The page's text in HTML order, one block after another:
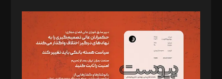
مدیر مسئول: محمدباقر اثنی‌عشری
سردبیر: مهرک محمودی
دبیر تحریریه: میثم قاسمی
د‌بیر ناداستان: سمانه سمیع
د‌بیر خدمت و تجارت: ابوالفضل رجبی